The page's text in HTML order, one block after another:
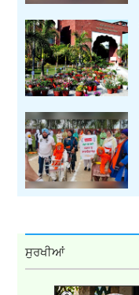
ਸੁਰਖੀਆਂ